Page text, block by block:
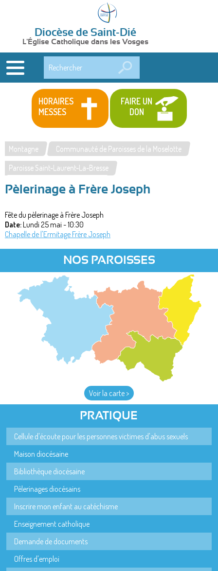
Diocèse de Saint-Dié
L'Église Catholique dans les Vosges
HORAIRES
MESSES
FAIRE UN
DON
Vous
êtes
ici
Montagne
Communauté de Paroisses de la Moselotte
Paroisse Saint-Laurent-La-Bresse
Pèlerinage à Frère Joseph
Fête du pèlerinage à Frère Joseph
Date:Lundi 25 mai - 10:30
Chapelle de l'Ermitage Frère Joseph
NOS PAROISSES
Voir la carte >
PRATIQUE
Cellule d'écoute pour les personnes victimes d'abus sexuels
Maison diocésaine
Bibliothèque diocésaine
Pèlerinages diocésains
Inscrire mon enfant au catéchisme
Enseignement catholique
Demande de documents
Offres d'emploi